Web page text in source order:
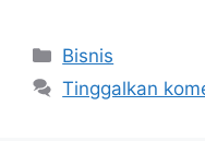
Kategori
Bisnis
Tinggalkan